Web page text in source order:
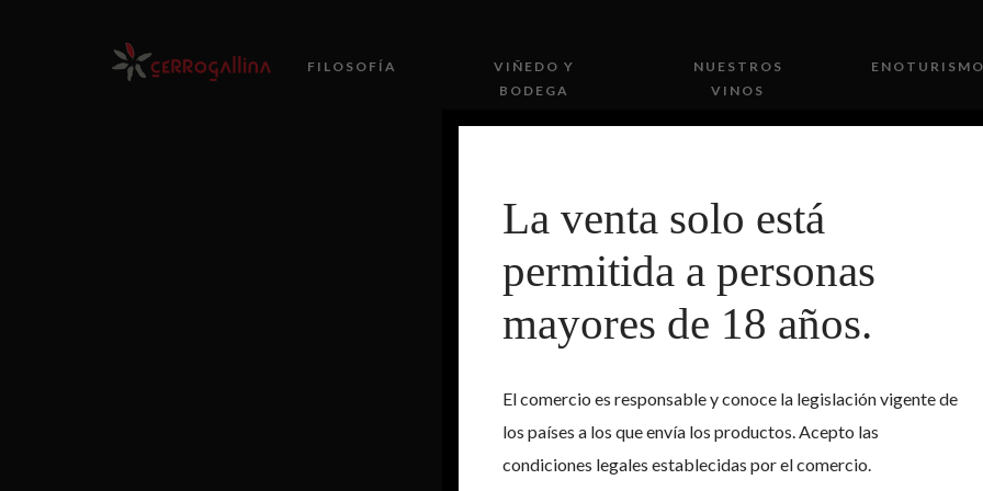
FILOSOFÍA
VIÑEDO Y
BODEGA
NUESTROS
VINOS
ENOTURISMO
IMG_8898
La venta solo está
permitida a personas
mayores de 18 años.
El comercio es responsable y conoce la legislación vigente de
los países a los que envía los productos. Acepto las
condiciones legales establecidas por el comercio.